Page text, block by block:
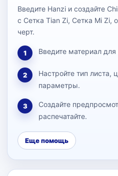
Введите Hanzi и создайте
с Сетка Tian Zi, Сетка Mi Zi,
черт.
1 Введите материал для
2
Настройте тип листа,
параметры.
3
Создайте
распечатайте.
Еще помощь